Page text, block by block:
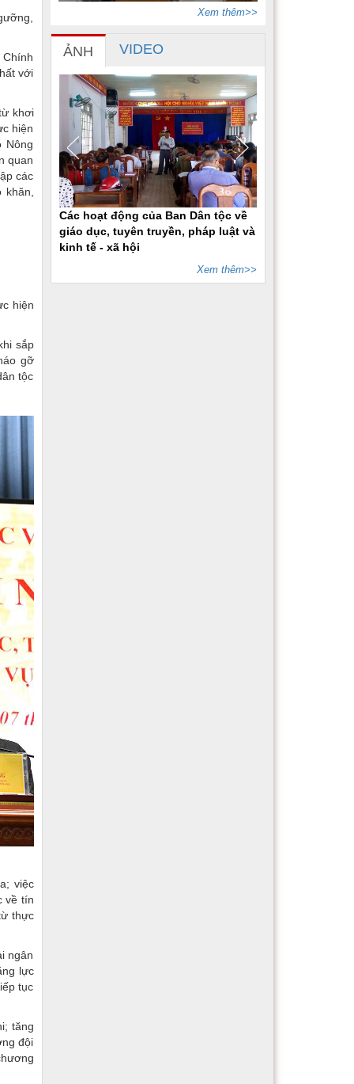
Chính
với
khơi
hiện
Nông
quan
các
khăn,
hiện
sắp
gỡ
tộc
việc
về tín
thực
ngân
lực
tục
tăng
đội
Xem thêm>>
ẢNH VIDEO
Các hoạt động của Ban Dân tộc về
giáo dục, tuyên truyền, pháp luật và
kinh tế - xã hội
Xem thêm>>